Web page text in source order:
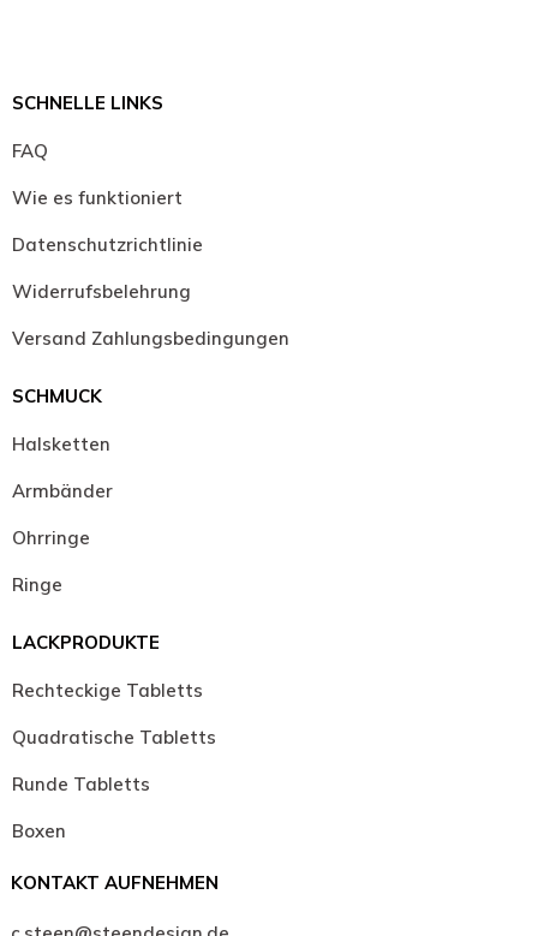
SCHNELLE LINKS
FAQ
Wie es funktioniert
Datenschutzrichtlinie
Widerrufsbelehrung
Versand Zahlungsbedingungen
SCHMUCK
Halsketten
Armbänder
Ohrringe
Ringe
LACKPRODUKTE
Rechteckige Tabletts
Quadratische Tabletts
Runde Tabletts
Boxen
KONTAKT AUFNEHMEN